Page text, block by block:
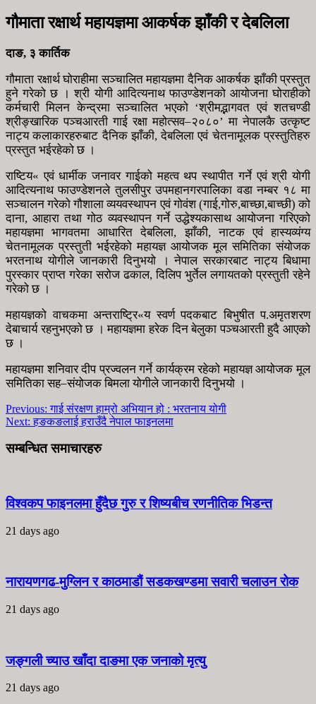
गौमाता रक्षार्थ महायज्ञमा आकर्षक झाँकी र देबलिला
दाङ, ३ कार्तिक
गौमाता रक्षार्थ घोराहीमा सञ्चालित महायज्ञमा दैनिक आकर्षक झाँकी प्रस्तुत
हुने गरेको छ । श्री योगी आदित्यनाथ फाउण्डेशनको आयोजना घोराहीको
कर्मचारी मिलन केन्द्रमा सञ्चालित भएको ‘श्रीमद्भागवत एवं शतचण्डी
श्रीङ्खारिक पञ्चआरती गाई रक्षा महोत्सव–२०८०’ मा नेपालकै उत्कृष्ट
नाट्य कलाकारहरुबाट दैनिक झाँकी, देबलिला एवं चेतनामूलक प्रस्तुतिहरु
प्रस्तुत भईरहेको छ ।
राष्टिय« एवं धार्मीक जनावर गाईको महत्व थप स्थापीत गर्ने एवं श्री योगी
आदित्यनाथ फाउण्डेशनले तुलसीपुर उपमहानगरपालिका वडा नम्बर १८ मा
सञ्चालन गरेको गौशाला व्ययवस्थापन एवं गोवंश (गाई,गोरु,बाच्छा,बाच्छी) को
दाना, आहारा तथा गोठ व्यवस्थापन गर्ने उद्धेश्यकासाथ आयोजना गरिएको
महायज्ञमा भागवतमा आधारित देबलिला, झाँकी, नाटक एवं हास्यव्यंग्य
चेतनामूलक प्रस्तुती भईरहेको महायज्ञ आयोजक मूल समितिका संयोजक
भरतनाथ योगीले जानकारी दिनुभयो । नेपाल सरकारबाट नाट्य बिधामा
पुरस्कार प्राप्त गरेका सरोज ढकाल, दिलिप भुर्तेल लगायतको प्रस्तुती रहेने
गरेको छ ।
महायज्ञको वाचकमा अन्तराष्ट्रि«य स्वर्ण पदकबाट बिभुषीत प.अमृतशरण
देबाचार्य रहनुभएको छ । महायज्ञमा हरेक दिन बेलुका पञ्चआरती हुदै आएको
छ ।
महायज्ञमा शनिवार दीप प्रज्वलन गर्ने कार्यक्रम रहेको महायज्ञ आयोजक मूल
समितिका सह–संयोजक बिमला योगीले जानकारी दिनुभयो ।
Previous: गाई संरक्षण हाम्रो अभियान हो : भरतनाय योगी
Next: हङकङलाई हराउँदै नेपाल फाइनलमा
सम्बन्धित समाचारहरु
विश्वकप फाइनलमा हुँदैछ गुरु र शिष्यबीच रणनीतिक भिडन्त
21 days ago
नारायणगढ-मुग्लिन र काठमाडौं सडकखण्डमा सवारी चलाउन रोक
21 days ago
जङ्गली च्याउ खाँदा दाङमा एक जनाको मृत्यु
21 days ago